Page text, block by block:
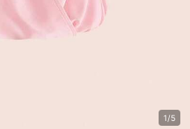
1/5